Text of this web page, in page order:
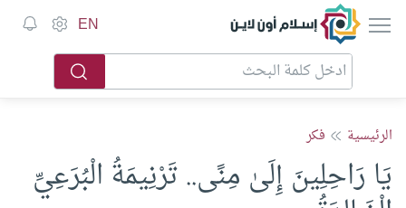
إسلام أون لاين EN
الرئيسية فكر
يَا رَاحِلِينَ إِلَىٰ مِنًى.. تَرْنِيمَةُ الْبُرَعِيِّ